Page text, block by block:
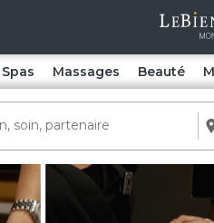
Spas Massages Beauté